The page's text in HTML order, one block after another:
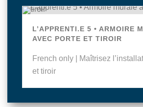
L’APPRENTI.E 5 • ARMOIRE
AVEC PORTE ET TIROIR
French only | Maîtrisez
et tiroir